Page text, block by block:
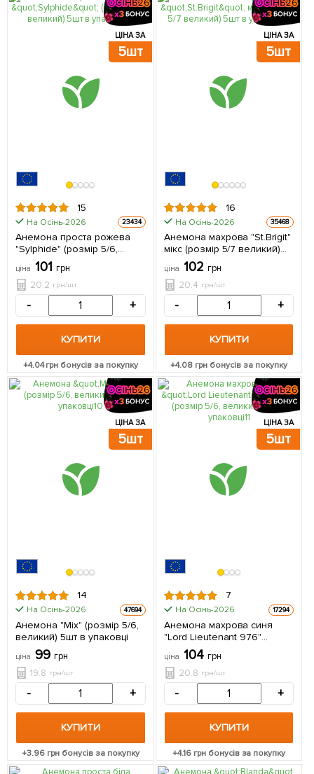
ЦІНА ЗА
5шт
15
На Осінь-2026 23434
Анемона проста рожева
"Sylphide" (розмір 5/6,
великий) 5шт в упаковці
ціна 101 грн
20.2 грн/шт
- +
КУПИТИ
+4.04грн бонусів за покупку
ЦІНА ЗА
5шт
16
На Осінь-2026 35468
Анемона махрова "St.Brigit"
мікс (розмір 5/7 великий)
5шт в упаковці
ціна 102 грн
20.4 грн/шт
- +
КУПИТИ
+4.08 грн бонусів за покупку
ЦІНА ЗА
5шт
14
На Осінь-2026 47694
Анемона "Mix" (розмір 5/6,
великий) 5шт в упаковці
ціна 99 грн
19.8 грн/шт
- +
КУПИТИ
+3.96 грн бонусів за покупку
ЦІНА ЗА
5шт
7
На Осінь-2026 17294
Анемона махрова синя
"Lord Lieutenant 976"
(розмір 5/6, великий) 5шт в
упаковці
ціна 104 грн
20.8 грн/шт
- +
КУПИТИ
+4.16грн бонусів за покупку